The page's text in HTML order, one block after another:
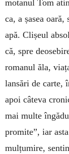
motanul Tom
ca, a șasea
apă. Clișeul
că, spre
romanul ăla,
lansări de carte,
apoi câteva
mai multe
promite”, iar
mulțumire,